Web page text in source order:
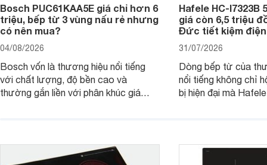
Bosch PUC61KAA5E giá chỉ hơn 6
triệu, bếp từ 3 vùng nấu rẻ nhưng
có nên mua?
04/08/2026
Bosch vốn là thương hiệu nổi tiếng
với chất lượng, độ bền cao và
thường gắn liền với phân khúc giá
đơn vị phân phối với mức giá khá dễ
tiếp cận, thu hút sự quan tâm của
Hafele HC-I7323B
giá còn 6,5 triệu
Đức tiết kiệm
31/07/2026
Dòng bếp từ của
nổi tiếng không chỉ
bị hiện đại mà
gia đình.